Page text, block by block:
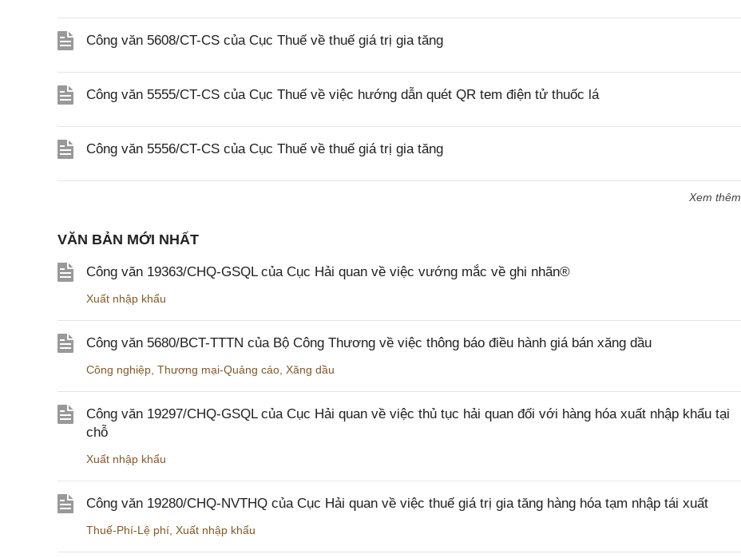
Công văn 5608/CT-CS của Cục Thuế về thuế giá trị gia tăng
Công văn 5555/CT-CS của Cục Thuế về việc hướng dẫn quét QR tem điện tử thuốc lá
Công văn 5556/CT-CS của Cục Thuế về thuế giá trị gia tăng
Xem thêm
VĂN BẢN MỚI NHẤT
Công văn 19363/CHQ-GSQL của Cục Hải quan về việc vướng mắc về ghi nhãn®
Xuất nhập khẩu
Công văn 5680/BCT-TTTN của Bộ Công Thương về việc thông báo điều hành giá bán xăng dầu
Công nghiệp Thương mại-Quảng cáo Xăng dầu
Công văn 19297/CHQ-GSQL của Cục Hải quan về việc thủ tục hải quan đối với hàng hóa xuất nhập khẩu tại
chỗ
Xuất nhập khẩu
Công văn 19280/CHQ-NVTHQ của Cục Hải quan về việc thuế giá trị gia tăng hàng hóa tạm nhập tái xuất
Thuế-Phí-Lệ phí Xuất nhập khẩu